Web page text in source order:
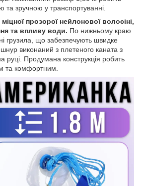
та зручною у транспортуванні.
прозорої нейлонової волосіні,
та впливу води. По нижньому краю
грузила, що забезпечують швидке
виконаний з плетеного каната з
руці. Продумана конструкція робить
та комфортним.